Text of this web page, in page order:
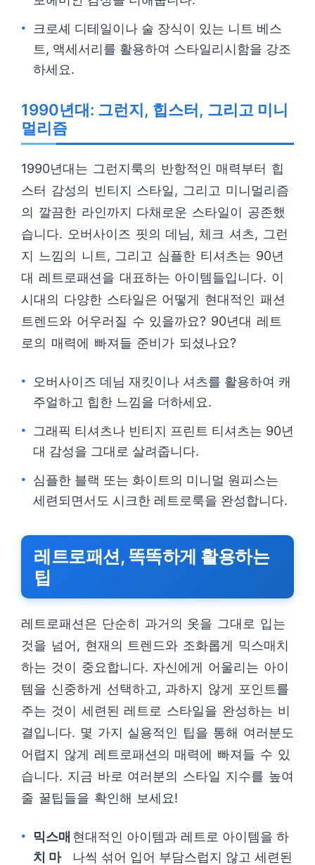
크로셰 디테일이나 술 장식이 있는 니트 베스
트, 액세서리를 활용하여 스타일리시함을 강조
하세요.
1990년대: 그런지, 힙스터, 그리고 미니
멀리즘
1990년대는 그런지룩의 반항적인 매력부터 힙
스터 감성의 빈티지 스타일, 그리고 미니멀리즘
의 깔끔한 라인까지 다채로운 스타일이 공존했
습니다. 오버사이즈 핏의 데님, 체크 셔츠, 그런
지 느낌의 니트, 그리고 심플한 티셔츠는 90년
대 레트로패션을 대표하는 아이템들입니다. 이
시대의 다양한 스타일은 어떻게 현대적인 패션
트렌드와 어우러질 수 있을까요? 90년대 레트
로의 매력에 빠져들 준비가 되셨나요?
오버사이즈 데님 재킷이나 셔츠를 활용하여 캐
주얼하고 힙한 느낌을 더하세요.
그래픽 티셔츠나 빈티지 프린트 티셔츠는 90년
대 감성을 그대로 살려줍니다.
심플한 블랙 또는 화이트의 미니멀 원피스는
세련되면서도 시크한 레트로룩을 완성합니다.
레트로패션, 똑똑하게 활용하는
팁
레트로패션은 단순히 과거의 옷을 그대로 입는
것을 넘어, 현재의 트렌드와 조화롭게 믹스매치
하는 것이 중요합니다. 자신에게 어울리는 아이
템을 신중하게 선택하고, 과하지 않게 포인트를
주는 것이 세련된 레트로 스타일을 완성하는 비
결입니다. 몇 가지 실용적인 팁을 통해 여러분도
어렵지 않게 레트로패션의 매력에 빠져들 수 있
습니다. 지금 바로 여러분의 스타일 지수를 높여
줄 꿀팁들을 확인해 보세요!
믹스매
치 마
현대적인 아이템과 레트로 아이템을 하
나씩 섞어 입어 부담스럽지 않고 세련된